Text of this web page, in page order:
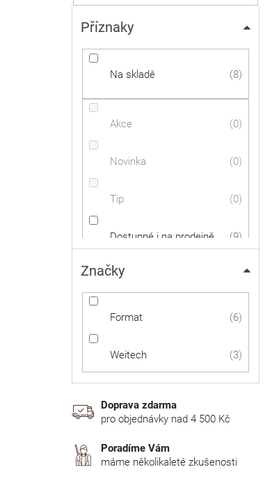
Příznaky
Na skladě 8
Akce 0
Novinka 0
Tip 0
Dostupné i na prodejně 9
Výprodej
Dostupnost 24h 7
Značky
Format 6
Weitech 3
Doprava zdarma
pro objednávky nad 4 500 Kč
Poradíme Vám
máme několikaleté zkušenosti